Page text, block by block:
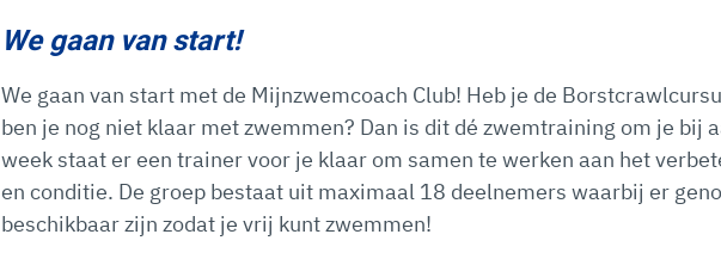
We gaan van start!
We gaan van start met de Mijnzwemcoach Club! Heb je de
ben je nog niet klaar met zwemmen? Dan is dit dé zwemtraining om je bij
week staat er een trainer voor je klaar om samen te werken aan het
en conditie. De groep bestaat uit maximaal 18 deelnemers waarbij er
beschikbaar zijn zodat je vrij kunt zwemmen!